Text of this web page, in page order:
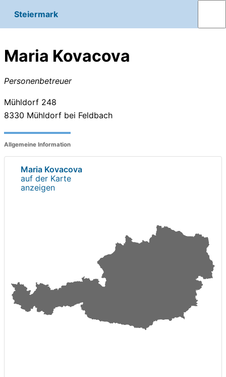
Steiermark
Maria Kovacova
Personenbetreuer
Mühldorf 248
8330 Mühldorf bei Feldbach
Allgemeine Information
Maria Kovacova
auf der Karte
anzeigen